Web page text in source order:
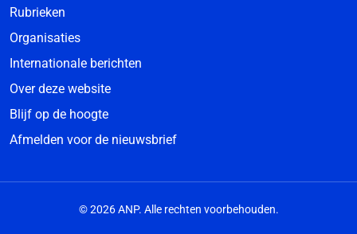
Rubrieken
Organisaties
Internationale berichten
Over deze website
Blijf op de hoogte
Afmelden voor de nieuwsbrief
© 2026 ANP. Alle rechten voorbehouden.